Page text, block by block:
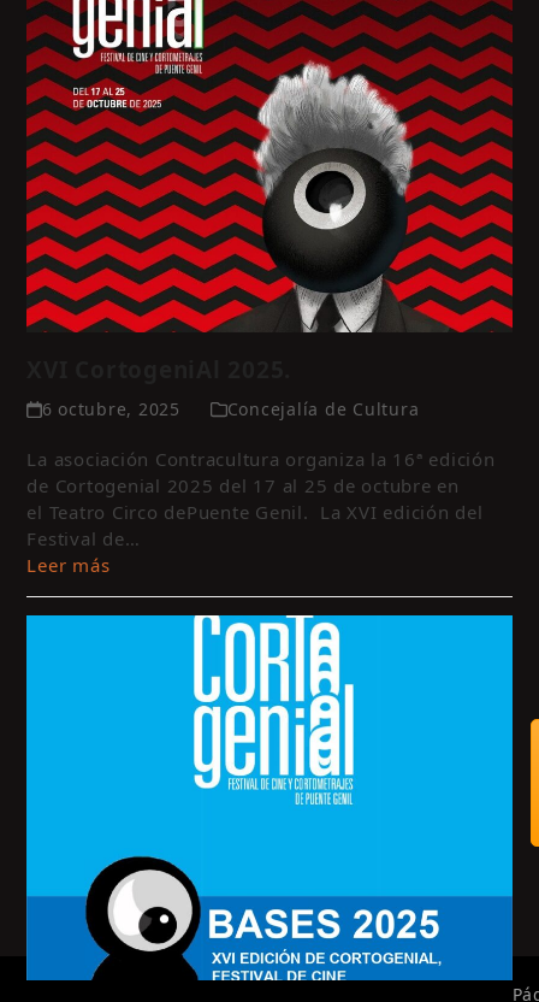
6 octubre, 2025 Concejalía de Cultura
La asociación Contracultura organiza la 16ª edición
de Cortogenial 2025 del 17 al 25 de octubre en
el Teatro Circo dePuente Genil. La XVI edición del
Festival de…
Leer más